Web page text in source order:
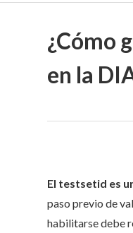
¿Cómo
en la
El testsetid es
paso previo de
habilitarse debe